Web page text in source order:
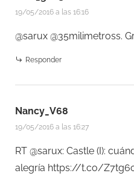
19/05/2016 a las 16:16
@sarux @35milimetross.
Responder
Nancy_V68
19/05/2016 a las 16:27
RT @sarux: Castle (I):
alegría https://t.co/